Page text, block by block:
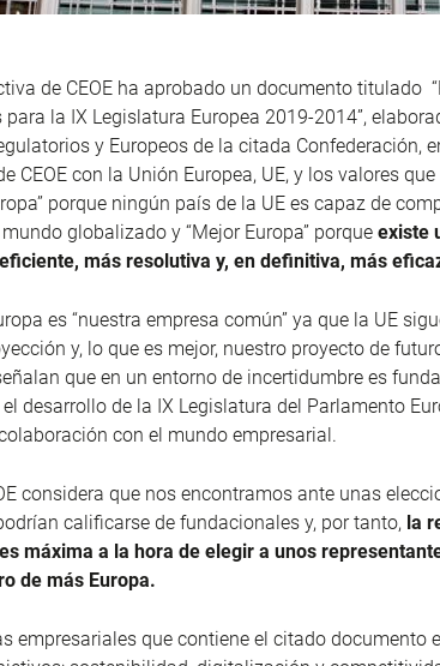
de CEOE ha aprobado un documento titulado
para la IX Legislatura Europea 2019-2014”,
y Europeos de la citada Confederación,
CEOE con la Unión Europea, UE, y los valores
porque ningún país de la UE es capaz de
globalizado y “Mejor Europa” porque existe
más resolutiva y, en definitiva, más
es “nuestra empresa común” ya que la UE
y, lo que es mejor, nuestro proyecto de
que en un entorno de incertidumbre es
desarrollo de la IX Legislatura del Parlamento
con el mundo empresarial.
considera que nos encontramos ante unas
calificarse de fundacionales y, por tanto, la
máxima a la hora de elegir a unos
de más Europa.
empresariales que contiene el citado documento